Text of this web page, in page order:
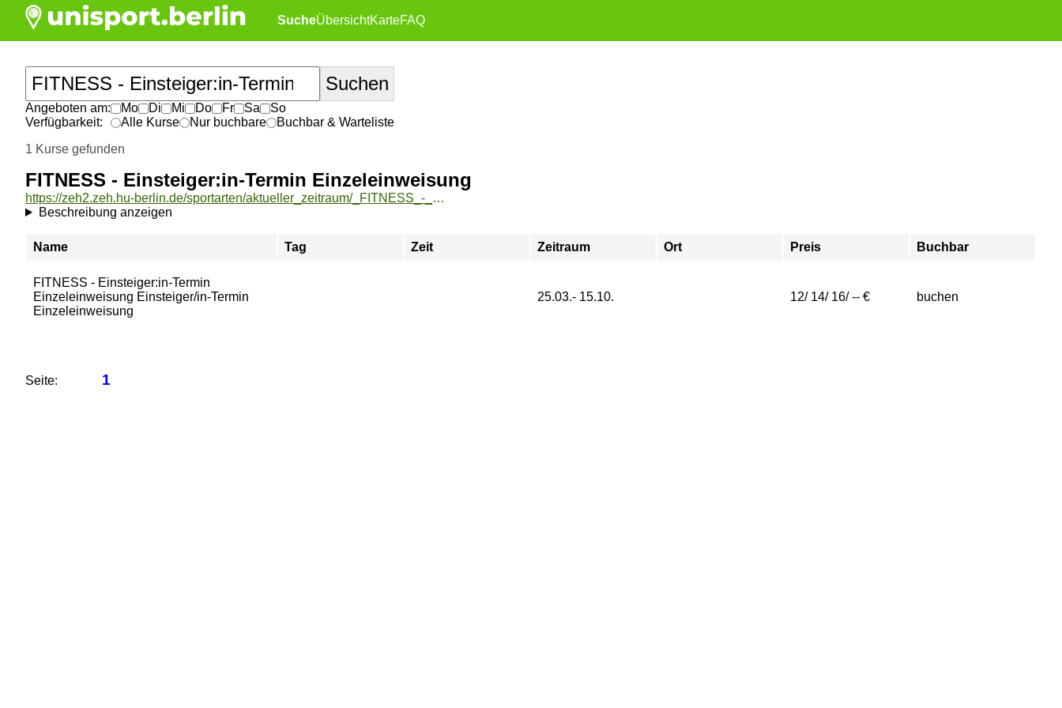
SucheÜbersichtKarteFAQ
Angeboten am: Mo Di Mi Do Fr Sa
So
Verfügbarkeit:
Alle Kurse Nur buchbare
Buchbar & Warteliste
1 Kurse gefunden
FITNESS - Einsteiger:in-Termin Einzeleinweisung
https://zeh2.zeh.hu-berlin.de/sportarten/aktueller_zeitraum/_FITNESS_-_Einsteiger_in-Termin_Einzeleinweisung.html
Beschreibung anzeigen
Name Tag Zeit Zeitraum Ort Preis Buchbar
FITNESS - Einsteiger:in-Termin
Einzeleinweisung Einsteiger/in-Termin
Einzeleinweisung
25.03.- 15.10. 12/ 14/ 16/ -- € buchen
Seite: 1